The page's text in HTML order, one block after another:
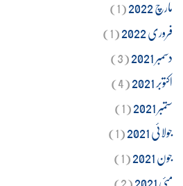
مارچ 2022
(1)
فروری 2022
(1)
دسمبر 2021
(3)
اکتوبر 2021
(4)
ستمبر 2021
(1)
جولائی 2021
(1)
جون 2021
(1)